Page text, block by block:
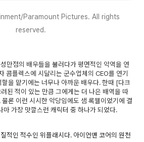
Paramount Pictures. All rights
reserved.
만점의 배우들을 불러다가 평면적인 악역을 연
콤플렉스에 시달리는 군수업체의 CEO를 연기
을 맡기에는 너무나 아까운 배우다. 한때 [다크
된 적이 있는 만큼 그에게는 더 나은 배역을 따
론 이런 시시한 악당임에도 샘 록웰이었기에 결
마 가장 맛깔스런 캐릭터 중 하나가 되었다.
적인 적수인 위플래시다. 아이언맨 코어의 원천